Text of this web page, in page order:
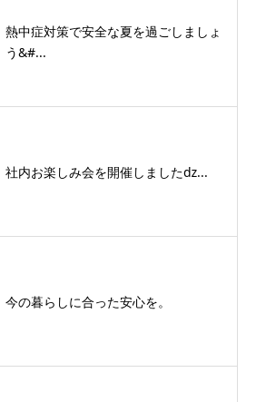
熱中症対策で安全な夏を過ごしましょ
う&#...
社内お楽しみ会を開催しましたǳ...
今の暮らしに合った安心を。